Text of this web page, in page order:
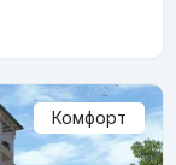
Комфорт